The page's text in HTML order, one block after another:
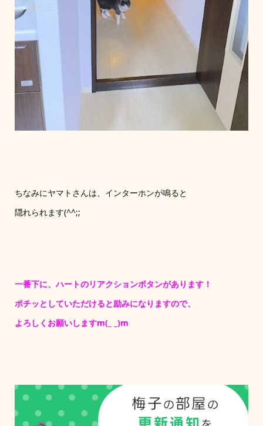
ちなみにヤマトさんは、インターホンが鳴ると
隠れられます(^^;;
一番下に、ハートのリアクションボタンがあります！
ポチッとしていただけると励みになりますので、
よろしくお願いしますm(_ _)m